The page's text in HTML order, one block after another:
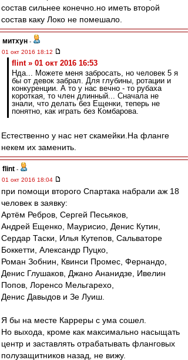
состав сильнее конечно.но иметь второй
состав каку Локо не помешало.
митхун -
01 окт 2016 18:12
flint » 01 окт 2016 16:53
Нда... Можете меня забросать, но человек 5 я
бы от девок забрал. Для глубины, ротации и
конкуренции. А то у нас вечно - то рубаха
короткая, то член длинный... Сначала не
знали, что делать без Ещенки, теперь не
понятно, как играть без Комбарова.
Естественно у нас нет скамейки.На фланге
некем их заменить.
flint -
01 окт 2016 18:04
при помощи второго Спартака набрали аж 18
человек в заявку:
Артём Ребров, Сергей Песьяков,
Андрей Ещенко, Маурисио, Денис Кутин,
Сердар Таски, Илья Кутепов, Сальваторе
Боккетти, Александр Пуцко,
Роман Зобнин, Квинси Промес, Фернандо,
Денис Глушаков, Джано Ананидзе, Ивелин
Попов, Лоренсо Мельгарехо,
Денис Давыдов и Зе Луиш.
Я бы на месте Карреры с ума сошел.
Но выхода, кроме как максимально насыщать
центр и заставлять отрабатывать фланговых
полузащитников назад, не вижу.